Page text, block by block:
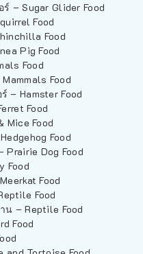
– Sugar Glider Food
Food
Food
Pig Food
Food
Food
– Hamster Food
Food
Mice Food
Food
Prairie Dog Food
Food
Food
Food
น – Reptile Food
Food